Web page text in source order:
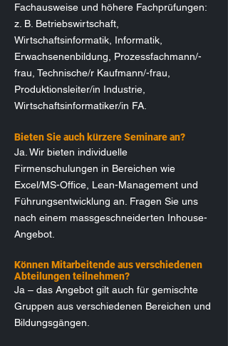
Fachausweise und höhere Fachprüfungen:
z. B. Betriebswirtschaft,
Wirtschaftsinformatik, Informatik,
Erwachsenenbildung, Prozessfachmann/-
frau, Technische/r Kaufmann/-frau,
Produktionsleiter/in Industrie,
Wirtschaftsinformatiker/in FA.
Bieten Sie auch kürzere Seminare an?
Ja. Wir bieten individuelle
Firmenschulungen in Bereichen wie
Excel/MS-Office, Lean-Management und
Führungsentwicklung an. Fragen Sie uns
nach einem massgeschneiderten Inhouse-
Angebot.
Können Mitarbeitende aus verschiedenen
Abteilungen teilnehmen?
Ja – das Angebot gilt auch für gemischte
Gruppen aus verschiedenen Bereichen und
Bildungsgängen.